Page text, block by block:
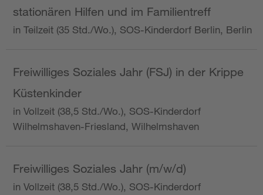
stationären Hilfen und im Familientreff
in Teilzeit (35 Std./Wo.), SOS-Kinderdorf Berlin, Berlin
Freiwilliges Soziales Jahr (FSJ) in der Krippe
Küstenkinder
in Vollzeit (38,5 Std./Wo.), SOS-Kinderdorf
Wilhelmshaven-Friesland, Wilhelmshaven
Freiwilliges Soziales Jahr (m/w/d)
in Vollzeit (38,5 Std./Wo.), SOS-Kinderdorf